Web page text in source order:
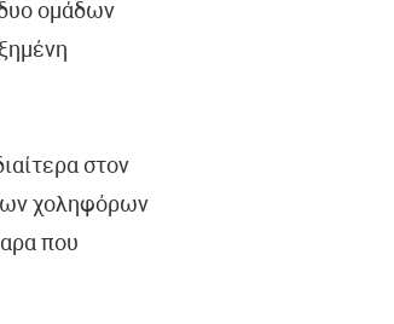
ομάδων
στον
χοληφόρων
που